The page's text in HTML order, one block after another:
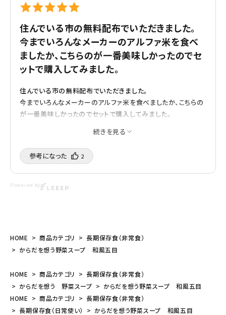
住んでいる市の無料配布でいただきました。
今までいろんなメーカーのアルファ米を食べ
ましたか、こちらのが一番美味しかったのでセ
ットで購入してみました。
住んでいる市の無料配布でいただきました。
今までいろんなメーカーのアルファ米を食べましたか、こちらの
が一番美味しかったのでセットで購入してみました。
続きを見る
参考になった️ 2
Powered by
HOME 商品カテゴリ
長期保存食（非常食）
からだを想う野菜スープ 和風五目
HOME 商品カテゴリ
長期保存食（非常食）
からだを想う 野菜スープ
からだを想う野菜スープ 和風五目
HOME
商品カテゴリ
長期保存食（非常食）
長期保存食（日常使い）
からだを想う野菜スープ 和風五目